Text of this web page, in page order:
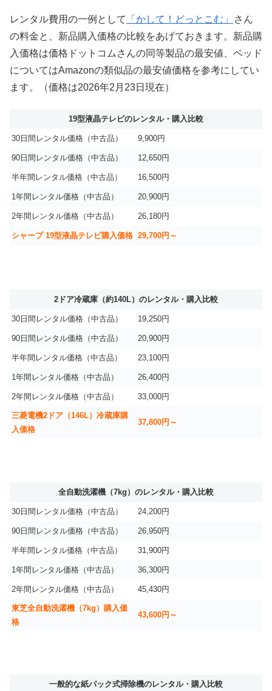
レンタル費用の一例として 「かして！どっとこむ」
さん
の料金と、新品購入価格の比較をあげておきます。新品購
入価格は価格ドットコムさんの同等製品の最安値、ベッド
についてはAmazonの類似品の最安値価格を参考にしてい
ます。（価格は2026年2月23日現在）
19型液晶テレビのレンタル・購入比較
30日間レンタル価格（中古品） 9,900円
90日間レンタル価格（中古品） 12,650円
半年間レンタル価格（中古品） 16,500円
1年間レンタル価格（中古品） 20,900円
2年間レンタル価格（中古品） 26,180円
シャープ 19型液晶テレビ購入価格 29,700円～
2ドア冷蔵庫（約140L）のレンタル・購入比較
30日間レンタル価格（中古品） 19,250円
90日間レンタル価格（中古品） 20,900円
半年間レンタル価格（中古品） 23,100円
1年間レンタル価格（中古品） 26,400円
2年間レンタル価格（中古品） 33,000円
三菱電機2ドア（146L）冷蔵庫購
入価格
37,800円～
全自動洗濯機（7kg）のレンタル・購入比較
30日間レンタル価格（中古品） 24,200円
90日間レンタル価格（中古品） 26,950円
半年間レンタル価格（中古品） 31,900円
1年間レンタル価格（中古品） 36,300円
2年間レンタル価格（中古品） 45,430円
東芝全自動洗濯機（7kg）購入価
格
43,600円～
一般的な紙パック式掃除機のレンタル・購入比較